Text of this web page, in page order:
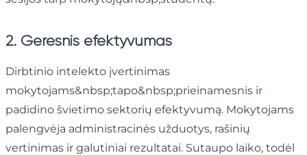
2. Geresnis efektyvumas
Dirbtinio intelekto įvertinimas
mokytojams&nbsp;tapo&nbsp;prieinamesnis ir
padidino švietimo sektorių efektyvumą. Mokytojams
palengvėja administracinės užduotys, rašinių
vertinimas ir galutiniai rezultatai. Sutaupo laiko, todėl